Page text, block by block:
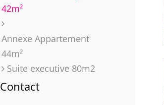
42m²
Annexe Appartement
44m²
Suite executive 80m2
Contact